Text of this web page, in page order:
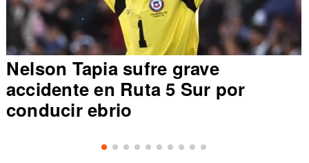
Nelson Tapia sufre grave
accidente en Ruta 5 Sur por
conducir ebrio